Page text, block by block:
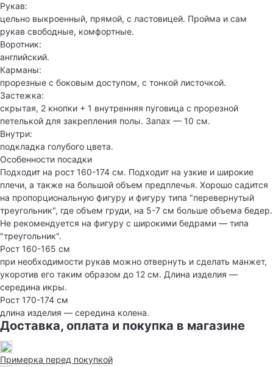
Рукав:
цельно выкроенный, прямой, с ластовицей. Пройма и сам
рукав свободные, комфортные.
Воротник:
английский.
Карманы:
прорезные с боковым доступом, с тонкой листочкой.
Застежка:
скрытая, 2 кнопки + 1 внутренняя пуговица с прорезной
петелькой для закрепления полы. Запах — 10 см.
Внутри:
подкладка голубого цвета.
Особенности посадки
Подходит на рост 160-174 см. Подходит на узкие и широкие
плечи, а также на большой объем предплечья. Хорошо садится
на пропорциональную фигуру и фигуру типа "перевернутый
треугольник", где объем груди, на 5-7 см больше объема бедер.
Не рекомендуется на фигуру с широкими бедрами — типа
"треугольник".
Рост 160-165 см
при необходимости рукав можно отвернуть и сделать манжет,
укоротив его таким образом до 12 см. Длина изделия —
середина икры.
Рост 170-174 см
длина изделия — середина колена.
Доставка, оплата и покупка в магазине
Примерка перед покупкой